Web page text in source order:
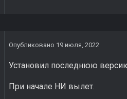
Опубликовано 19 июля, 2022
Установил последнюю
При начале НИ вылет.